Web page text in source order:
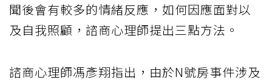
聞後會有較多的情緒反應，如何因應面對以
及自我照顧，諮商心理師提出三點方法。
諮商心理師馮彥翔指出，由於N號房事件涉及